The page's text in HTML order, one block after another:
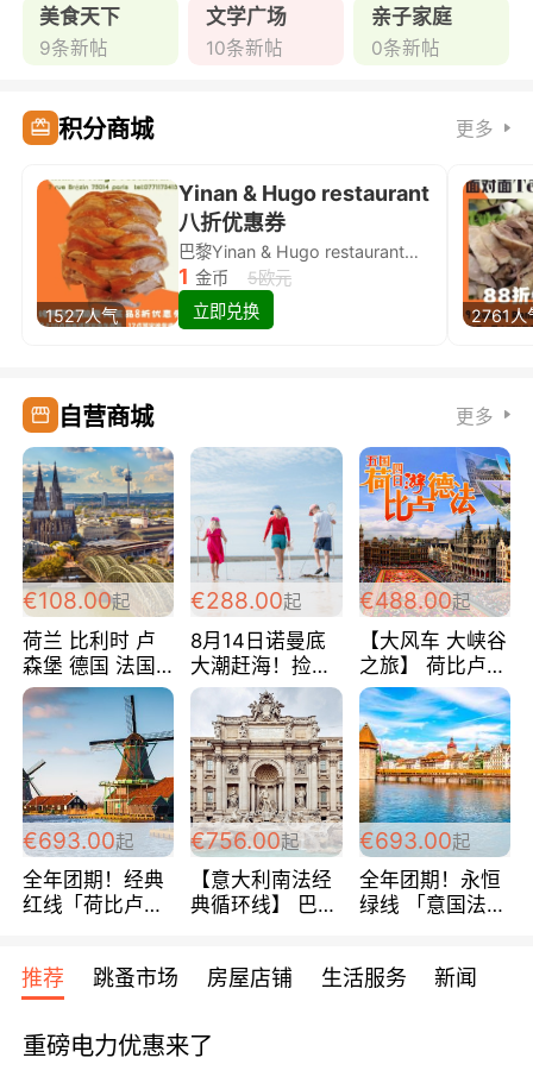
美食天下
9条新帖
文学广场
10条新帖
亲子家庭
0条新帖
积分商城 更多
1527人气
Yinan & Hugo restaurant
八折优惠券
巴黎Yinan & Hugo restaurant除简餐类全场8折
1 金币
5欧元
立即兑换
2761人
自营商城 更多
€108.00起
荷兰 比利时 卢
森堡 德国 法国
超爽玩遍西欧 循
环线 全程四星宾
馆 108欧/人/天
€288.00起
8月14日诺曼底
大潮赶海！捡海
鲜！轻轻松松海
边爽玩三日游
288欧/人
€488.00起
【大风车 大峡谷
之旅】 荷比卢德
法 巴黎上下 经
典五国四日游
488欧/人
€693.00起
全年团期！经典
红线「荷比卢德
天！巴黎上下！
包拼房~
€756.00起
【意大利南法经
典循环线】 巴黎
宾馆 108欧/天起
€693.00起
全年团期！永恒
绿线 「意国法
欧/天起 ~包拼房
推荐 跳蚤市场 房屋店铺 生活服务 新闻
重磅电力优惠来了